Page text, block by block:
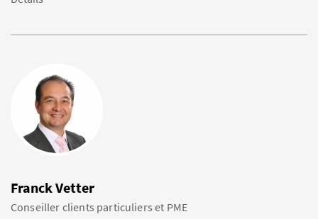
Franck Vetter
Conseiller clients particuliers et PME